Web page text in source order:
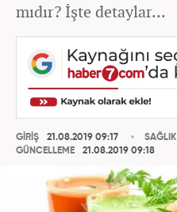
mıdır? İşte detaylar...
GİRİŞ
21.08.2019 09:17
GÜNCELLEME
21.08.2019 09:18
SAĞLIK